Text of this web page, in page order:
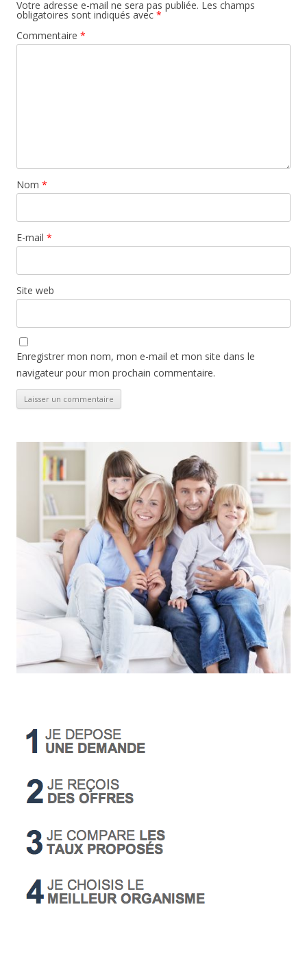
Votre adresse e-mail ne sera pas publiée. Les champs
obligatoires sont indiqués avec *
Commentaire *
Nom *
E-mail *
Site web
Enregistrer mon nom, mon e-mail et mon site dans le
navigateur pour mon prochain commentaire.